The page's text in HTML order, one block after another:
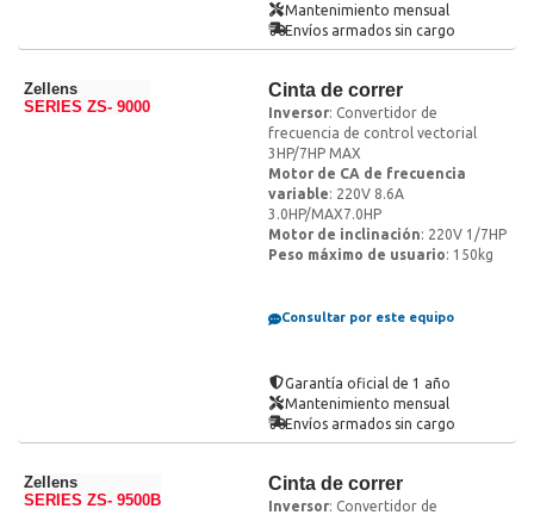
Mantenimiento mensual
Envíos armados sin cargo
Zellens
SERIES ZS- 9000
Cinta de correr
Inversor: Convertidor de
frecuencia de control vectorial
3HP/7HP MAX
Motor de CA de frecuencia
variable: 220V 8.6A
3.0HP/MAX7.0HP
Motor de inclinación: 220V 1/7HP
Peso máximo de usuario: 150kg
Consultar por este equipo
Garantía oficial de 1 año
Mantenimiento mensual
Envíos armados sin cargo
Zellens
SERIES ZS- 9500B
Cinta de correr
Inversor: Convertidor de